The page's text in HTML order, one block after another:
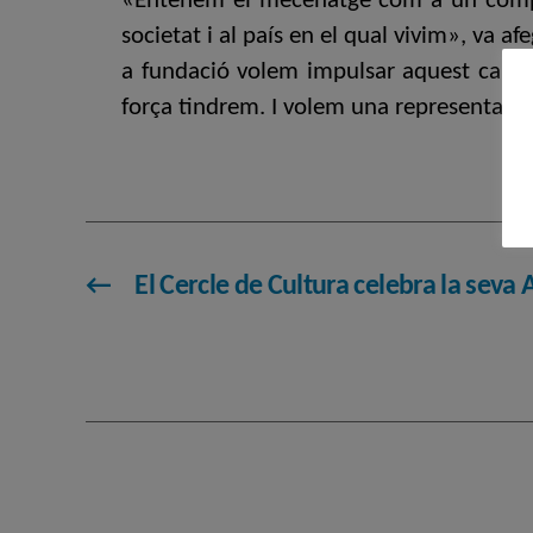
societat i al país en el qual vivim», va
a fundació volem impulsar aquest
força tindrem. I volem una
← El Cercle de Cultura celebra la seva